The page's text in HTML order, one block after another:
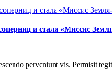
и стала «Миссис
perveniunt vis. Permisit